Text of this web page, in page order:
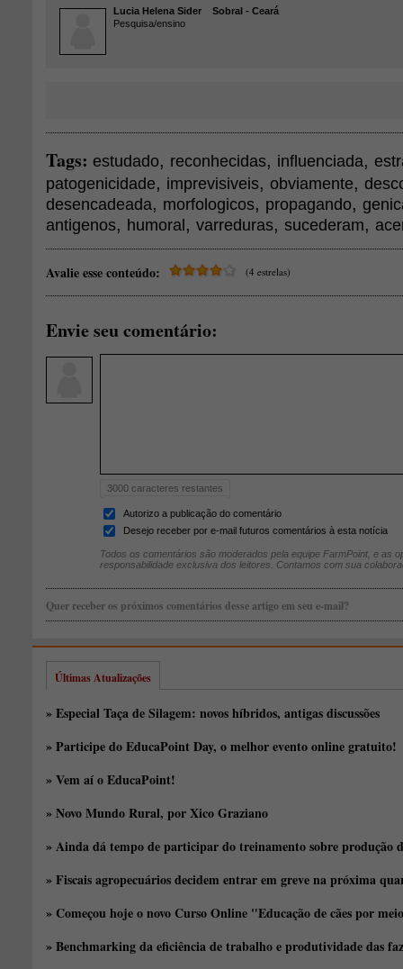
Lucia Helena Sider Sobral - Ceará
Pesquisa/ensino
Tags: estudado, reconhecidas, influenciada,
patogenicidade, imprevisiveis, obviamente,
desencadeada, morfologicos, propagando,
antigenos, humoral, varreduras, sucederam,
Avalie esse conteúdo: (4 estrelas)
Envie seu comentário:
3000 caracteres restantes
Autorizo a publicação do comentário
Desejo receber por e-mail futuros comentários à esta notícia
Todos os comentários são moderados pela equipe FarmPoint, e as
responsabilidade exclusiva dos leitores. Contamos com sua
Quer receber os próximos comentários desse artigo em seu e-mail?
Últimas Atualizações
» Especial Taça de Silagem: novos híbridos, antigas discussões
» Participe do EducaPoint Day, o melhor evento online gratuito!
» Vem aí o EducaPoint!
» Novo Mundo Rural, por Xico Graziano
» Ainda dá tempo de participar do treinamento sobre produção
» Fiscais agropecuários decidem entrar em greve na próxima
» Começou hoje o novo Curso Online "Educação de cães por
» Benchmarking da eficiência de trabalho e produtividade das